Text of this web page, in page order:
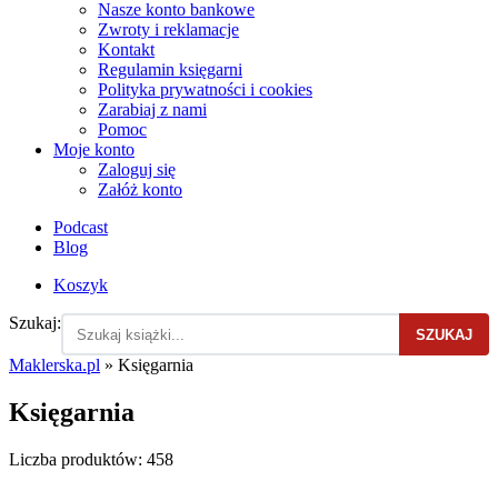
Nasze konto bankowe
Zwroty i reklamacje
Kontakt
Regulamin księgarni
Polityka prywatności i cookies
Zarabiaj z nami
Pomoc
Moje konto
Zaloguj się
Załóż konto
Podcast
Blog
Koszyk
Szukaj:
SZUKAJ
Maklerska.pl » Księgarnia
Księgarnia
Liczba produktów: 458